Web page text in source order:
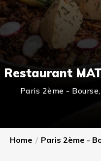
Restaurant
Paris 2ème - Bourse,
Home / Paris 2ème -